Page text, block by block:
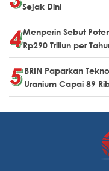
Sejak Dini
Menperin Sebut
Rp290 Triliun per
BRIN Paparkan
Uranium Capai 89